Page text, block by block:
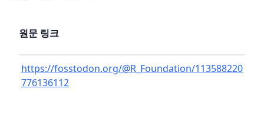
원문 링크
https://fosstodon.org/@R_Foundation/113588220
776136112